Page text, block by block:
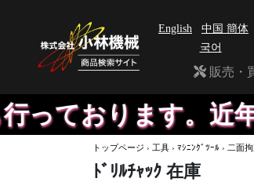
English 中国 簡体
국어
販売・
ます。近年大量入
トップページ › 工具 › ﾏｼﾆﾝｸﾞﾂｰﾙ › 二面
ﾄﾞﾘﾙﾁｬｯｸ 在庫